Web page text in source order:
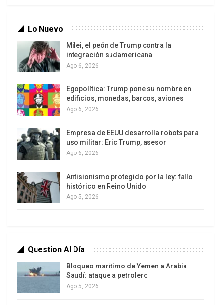
estabilidad y libertad, solo sembró
desigualdad, violencia y desposesión. Hoy,
mientras ese Occidente apuesta a las
lógicas neoimperiales para superar su
deterioro, China y Rusia y los BRICS
resisten al atropello, liderando la lucha por
la sobrevivencia de las soberanías
estatales.
La globalización de fines del siglo XX no
fue simplemente un proceso de expansión
todo, una forma histórica de organización
del poder mundial: un proyecto de
integración desigual bajo la hegemonía del
capital transnacional, legitimado por el
Lo Nuevo
Milei, el peón de Trump contra la
integración sudamericana
Ago 6, 2026
Egopolítica: Trump pone su nombre en
edificios, monedas, barcos, aviones
Ago 6, 2026
Empresa de EEUU desarrolla robots para
uso militar: Eric Trump, asesor
Ago 6, 2026
Antisionismo protegido por la ley: fallo
histórico en Reino Unido
Ago 5, 2026
Question Al Día
Bloqueo marítimo de Yemen a Arabia
Saudí: ataque a petrolero
Ago 5, 2026